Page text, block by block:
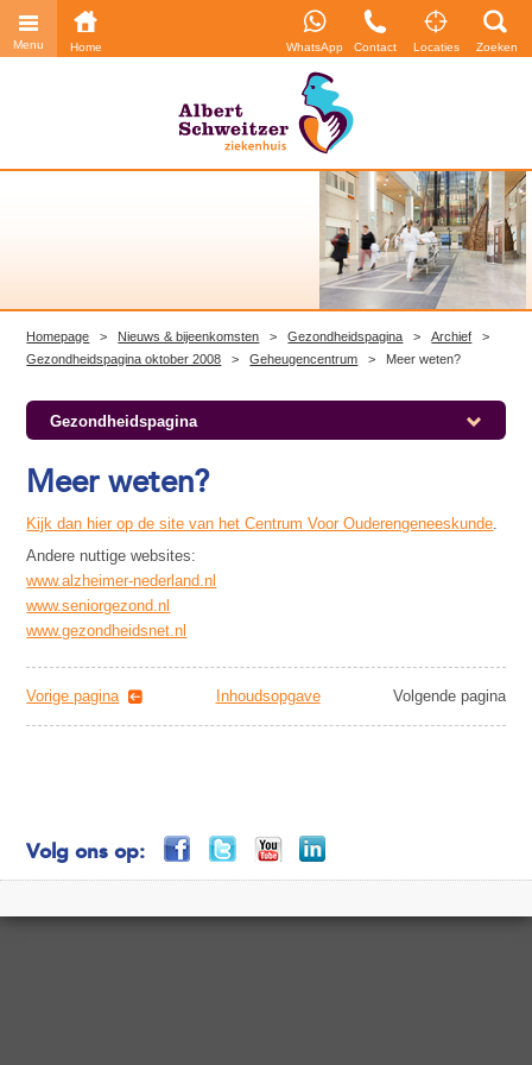
Menu Home WhatsApp Contact Locaties Zoeken
Homepage > Nieuws & bijeenkomsten > Gezondheidspagina > Archief
>
Gezondheidspagina oktober 2008
> Geheugencentrum > Meer weten?
Gezondheidspagina
Meer weten?
Kijk dan hier op de site van het Centrum Voor Ouderengeneeskunde
Andere nuttige websites:
www.alzheimer-nederland.nl
www.seniorgezond.nl
www.gezondheidsnet.nl
Vorige pagina Volgende pagina
Inhoudsopgave
Volg ons op: